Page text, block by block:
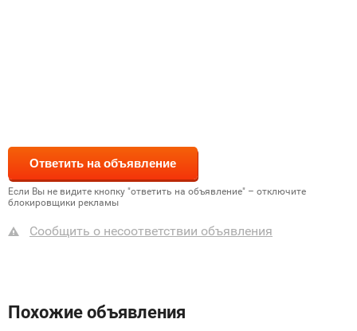
Если Вы не видите кнопку "ответить на объявление" – отключите
блокировщики рекламы
Сообщить о несоответствии объявления
Похожие объявления